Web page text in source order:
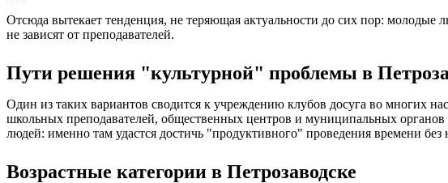
Отсюда вытекает тенденция, не теряющая актуальности до сих пор:
не зависят от преподавателей.
Пути решения "культурной" проблемы в
Один из таких вариантов сводится к учреждению клубов досуга во многих
школьных преподавателей, общественных центров и муниципальных
людей: именно там удастся достичь "продуктивного" проведения времени
Возрастные категории в Петрозаводске